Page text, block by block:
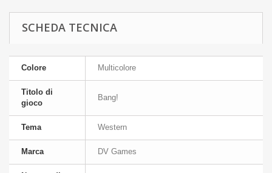
SCHEDA TECNICA
Colore Multicolore
Titolo di
gioco
Bang!
Tema Western
Marca DV Games